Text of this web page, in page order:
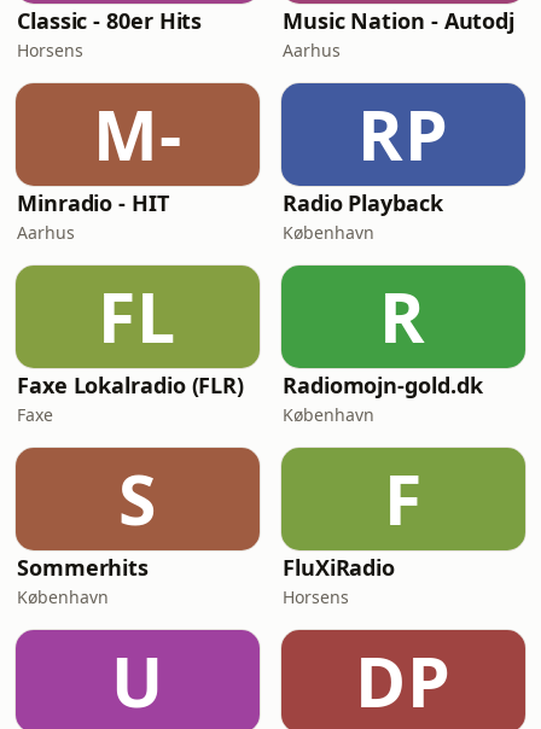
Classic - 80er Hits
Horsens
Music Nation - Autodj
Aarhus
M-
Minradio - HIT
Aarhus
RP
Radio Playback
København
FL
Faxe Lokalradio (FLR)
Faxe
R
Radiomojn-gold.dk
København
S
Sommerhits
København
F
FluXiRadio
Horsens
U DP